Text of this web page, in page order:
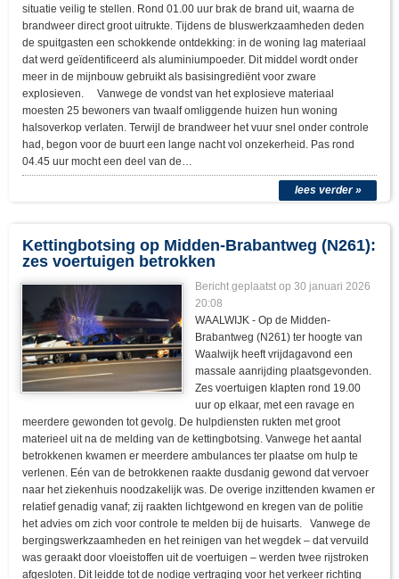
situatie veilig te stellen. Rond 01.00 uur brak de brand uit, waarna de
brandweer direct groot uitrukte. Tijdens de bluswerkzaamheden deden
de spuitgasten een schokkende ontdekking: in de woning lag materiaal
dat werd geïdentificeerd als aluminiumpoeder. Dit middel wordt onder
meer in de mijnbouw gebruikt als basisingrediënt voor zware
explosieven. Vanwege de vondst van het explosieve materiaal
moesten 25 bewoners van twaalf omliggende huizen hun woning
halsoverkop verlaten. Terwijl de brandweer het vuur snel onder controle
had, begon voor de buurt een lange nacht vol onzekerheid. Pas rond
04.45 uur mocht een deel van de…
lees verder »
Kettingbotsing op Midden-Brabantweg (N261):
zes voertuigen betrokken
Bericht geplaatst op30 januari 2026
20:08
WAALWIJK - Op de Midden-
Brabantweg (N261) ter hoogte van
Waalwijk heeft vrijdagavond een
massale aanrijding plaatsgevonden.
Zes voertuigen klapten rond 19.00
uur op elkaar, met een ravage en
meerdere gewonden tot gevolg. De hulpdiensten rukten met groot
materieel uit na de melding van de kettingbotsing. Vanwege het aantal
betrokkenen kwamen er meerdere ambulances ter plaatse om hulp te
verlenen. Eén van de betrokkenen raakte dusdanig gewond dat vervoer
naar het ziekenhuis noodzakelijk was. De overige inzittenden kwamen er
relatief genadig vanaf; zij raakten lichtgewond en kregen van de politie
het advies om zich voor controle te melden bij de huisarts. Vanwege de
bergingswerkzaamheden en het reinigen van het wegdek – dat vervuild
was geraakt door vloeistoffen uit de voertuigen – werden twee rijstroken
afgesloten. Dit leidde tot de nodige vertraging voor het verkeer richting